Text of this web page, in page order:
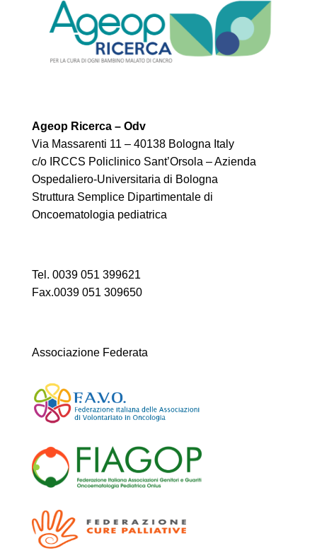
Ageop Ricerca – Odv
Via Massarenti 11 – 40138 Bologna Italy
c/o IRCCS Policlinico Sant’Orsola – Azienda
Ospedaliero-Universitaria di Bologna
Struttura Semplice Dipartimentale di
Oncoematologia pediatrica
Tel. 0039 051 399621
Fax.0039 051 309650
Associazione Federata